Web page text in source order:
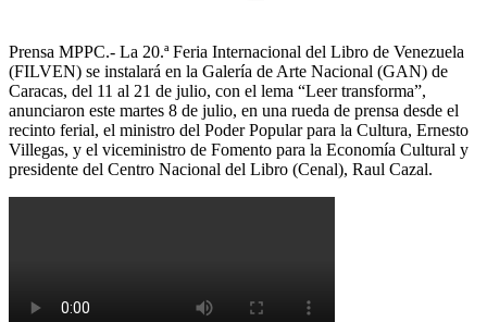
Prensa MPPC.- La 20.ª Feria Internacional del Libro de Venezuela
(FILVEN) se instalará en la Galería de Arte Nacional (GAN) de
Caracas, del 11 al 21 de julio, con el lema “Leer transforma”,
anunciaron este martes 8 de julio, en una rueda de prensa desde el
recinto ferial, el ministro del Poder Popular para la Cultura, Ernesto
Villegas, y el viceministro de Fomento para la Economía Cultural y
presidente del Centro Nacional del Libro (Cenal), Raul Cazal.